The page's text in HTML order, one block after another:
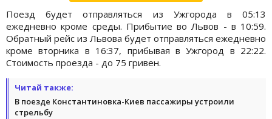
Поезд будет отправляться из Ужгорода в 05:13
ежедневно кроме среды. Прибытие во Львов - в 10:59.
Обратный рейс из Львова будет отправляться ежедневно
кроме вторника в 16:37, прибывая в Ужгород в 22:22.
Стоимость проезда - до 75 гривен.
Читай также:
В поезде Константиновка-Киев пассажиры устроили
стрельбу